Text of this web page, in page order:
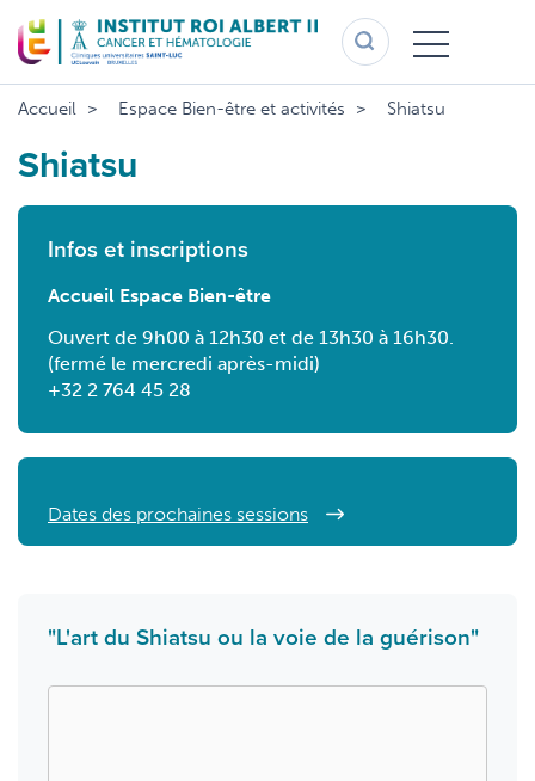
au
contenu
principal
Accueil Espace Bien-être et activités Shiatsu
Shiatsu
Infos et inscriptions
Accueil Espace Bien-être
Ouvert de 9h00 à 12h30 et de 13h30 à 16h30.
(fermé le mercredi après-midi)
+32 2 764 45 28
Dates des prochaines sessions
"L'art du Shiatsu ou la voie de la guérison"